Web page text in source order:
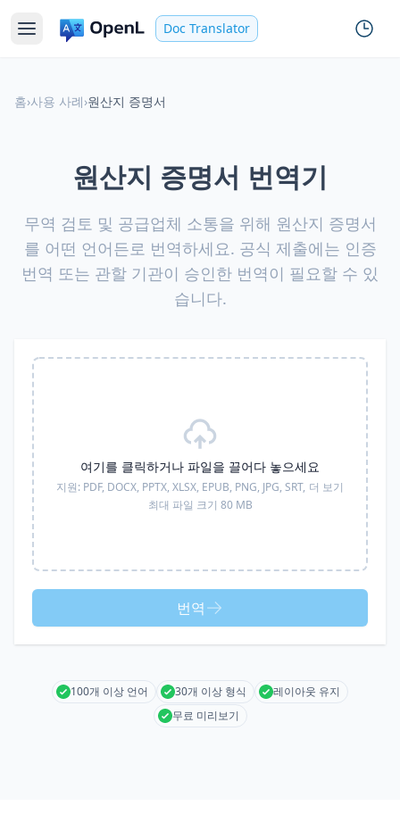
Doc Translator
홈›사용 사례›원산지 증명서
원산지 증명서 번역기
무역 검토 및 공급업체 소통을 위해 원산지 증명서
를 어떤 언어든로 번역하세요. 공식 제출에는 인증
번역 또는 관할 기관이 승인한 번역이 필요할 수 있
습니다.
여기를 클릭하거나 파일을 끌어다 놓으세요
지원: PDF, DOCX, PPTX, XLSX, EPUB, PNG, JPG, SRT, 더 보기
최대 파일 크기 80 MB
번역
100개 이상 언어 30개 이상 형식
레이아웃 유지
무료 미리보기